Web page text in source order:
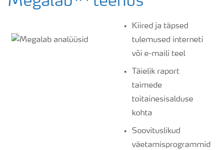
Yara Tankmix
BigBag nuga
Kiired ja täpsed
tulemused interneti
või e-maili teel
Täielik raport
taimede
toitainesisalduse
kohta
Soovituslikud
väetamisprogrammid